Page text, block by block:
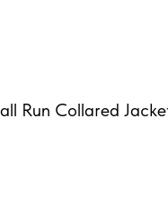
Run Collared